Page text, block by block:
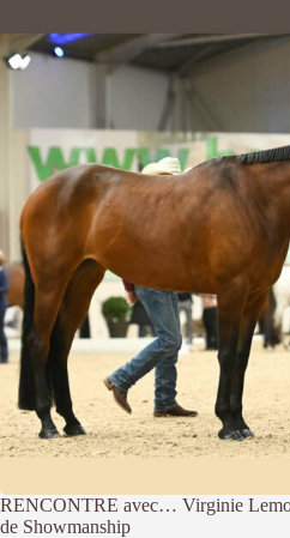
RENCONTRE avec… Virginie
de Showmanship